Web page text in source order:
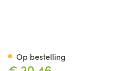
Op bestelling